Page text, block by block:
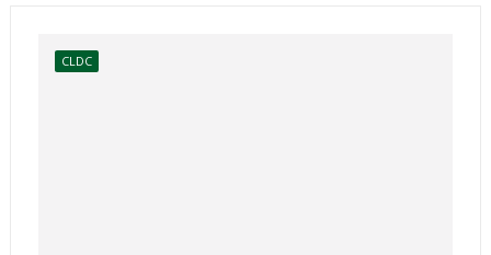
CLDC